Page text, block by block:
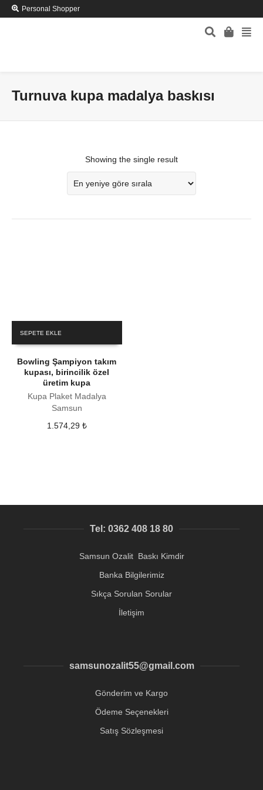
Personal Shopper
Turnuva kupa madalya baskısı
Showing the single result
SEPETE EKLE
Bowling Şampiyon takım
kupası, birincilik özel
üretim kupa
Kupa Plaket Madalya
Samsun
1.574,29 ₺
Tel: 0362 408 18 80
Samsun Ozalit Baskı Kimdir
Banka Bilgilerimiz
Sıkça Sorulan Sorular
İletişim
samsunozalit55@gmail.com
Gönderim ve Kargo
Ödeme Seçenekleri
Satış Sözleşmesi